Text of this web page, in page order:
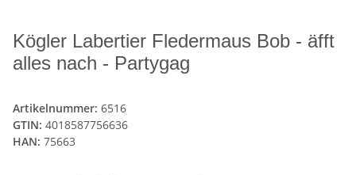
Kögler Labertier Fledermaus Bob - äfft
alles nach - Partygag
Artikelnummer: 6516
GTIN: 4018587756636
HAN: 75663